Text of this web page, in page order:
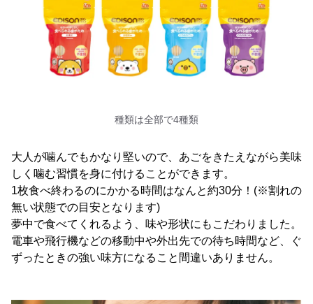
種類は全部で4種類
大人が噛んでもかなり堅いので、あごをきたえながら美味
しく噛む習慣を身に付けることができます。
1枚食べ終わるのにかかる時間はなんと約30分！(※割れの
無い状態での目安となります)
夢中で食べてくれるよう、味や形状にもこだわりました。
電車や飛行機などの移動中や外出先での待ち時間など、ぐ
ずったときの強い味方になること間違いありません。